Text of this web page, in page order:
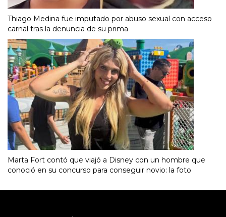
Thiago Medina fue imputado por abuso sexual con acceso
carnal tras la denuncia de su prima
Marta Fort contó que viajó a Disney con un hombre que
conoció en su concurso para conseguir novio: la foto